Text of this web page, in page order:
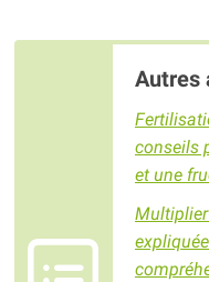
Autres
conseils
et une